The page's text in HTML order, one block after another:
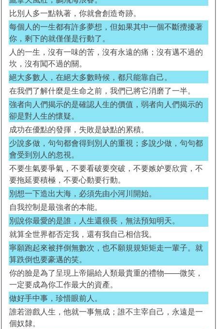
比別人多一點執著，你就會創造奇跡。
每個人的一生都有許多夢想，但如果其中一個不斷攪擾著
你，剩下的就僅僅是行動了。
人的一生，沒有一味的苦，沒有永遠的痛；沒有邁不過的
坎，沒有闖不過的關。
絕大多數人，在絕大多數時候，都只能靠自己。
在我們了解什麼是生命之前，我們已將它消磨了一半。
強者向人們揭示的是確認人生的價值，弱者向人們揭示的
卻是對人生的懷疑。
成功在優點的發揮，失敗是缺點的累積。
少說多做，句句都會得到別人的重視；多說少做，句句都
會受到別人的忽視。
不要生氣要爭氣，不要看破要突破，不要嫉妒要欣賞，不
要拖延要積極，不要心動要行動。
別想一下造出大海，必須先由小河川開始。
自我控制是最強者的本能。
別說你最愛的是誰，人生還很長，無法預知明天。
就算全世界都否定我，還有我自己相信我。
寧願跑起來被拌倒無數次，也不願規規矩矩走一輩子。就
算跌倒也要豪邁的笑。
你的臉是為了呈現上帝賜給人類最貴重的禮物——微笑，
一定要成為你工作最大的資產。
做好手中事，珍惜眼前人。
誰若游戲人生，他就一事無成；誰不主宰自己，永遠是一
個奴隸。